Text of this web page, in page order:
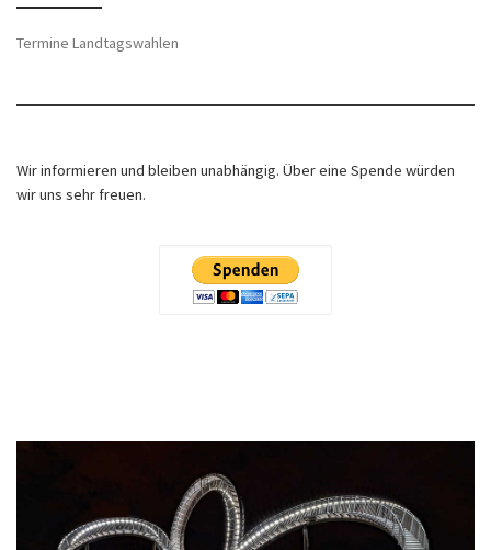
Termine Landtagswahlen
Wir informieren und bleiben unabhängig. Über eine Spende würden
wir uns sehr freuen.